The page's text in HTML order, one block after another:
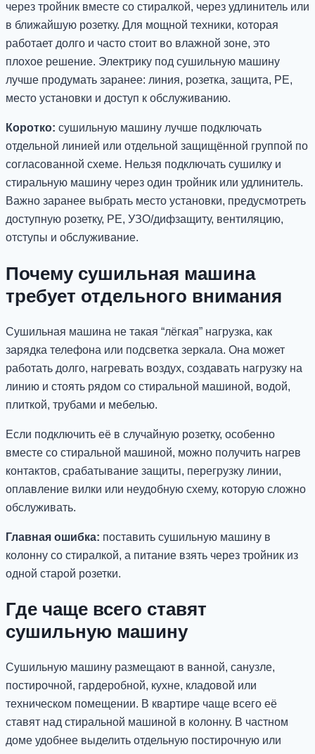
через тройник вместе со стиралкой, через удлинитель или
в ближайшую розетку. Для мощной техники, которая
работает долго и часто стоит во влажной зоне, это
плохое решение. Электрику под сушильную машину
лучше продумать заранее: линия, розетка, защита, PE,
место установки и доступ к обслуживанию.
Коротко: сушильную машину лучше подключать
отдельной линией или отдельной защищённой группой по
согласованной схеме. Нельзя подключать сушилку и
стиральную машину через один тройник или удлинитель.
Важно заранее выбрать место установки, предусмотреть
доступную розетку, PE, УЗО/дифзащиту, вентиляцию,
отступы и обслуживание.
Почему сушильная машина
требует отдельного внимания
Сушильная машина не такая “лёгкая” нагрузка, как
зарядка телефона или подсветка зеркала. Она может
работать долго, нагревать воздух, создавать нагрузку на
линию и стоять рядом со стиральной машиной, водой,
плиткой, трубами и мебелью.
Если подключить её в случайную розетку, особенно
вместе со стиральной машиной, можно получить нагрев
контактов, срабатывание защиты, перегрузку линии,
оплавление вилки или неудобную схему, которую сложно
обслуживать.
Главная ошибка: поставить сушильную машину в
колонну со стиралкой, а питание взять через тройник из
одной старой розетки.
Где чаще всего ставят
сушильную машину
Сушильную машину размещают в ванной, санузле,
постирочной, гардеробной, кухне, кладовой или
техническом помещении. В квартире чаще всего её
ставят над стиральной машиной в колонну. В частном
доме удобнее выделить отдельную постирочную или